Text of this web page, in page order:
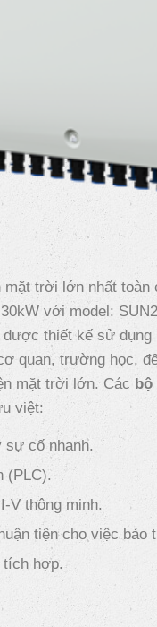
trời lớn nhất
với model:
thiết kế sử
quan, trường học,
mặt trời lớn. Các bộ
việt:
sự cố nhanh.
(PLC).
V thông minh.
tiện cho việc bảo
tích hợp.